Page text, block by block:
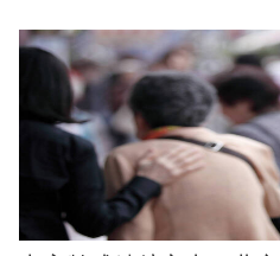
床睡覺。長達17個小